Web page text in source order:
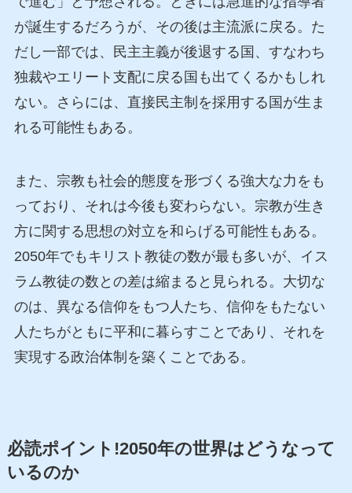
が誕生するだろうが、その後は主流派に戻る。た
だし一部では、民主主義が後退する国、すなわち
独裁やエリート支配に戻る国も出てくるかもしれ
ない。さらには、直接民主制を採用する国が生ま
れる可能性もある。
また、宗教も社会的態度を形づくる強大な力をも
っており、それは今後も変わらない。宗教が生き
方に関する思想の対立を和らげる可能性もある。
2050年でもキリスト教徒の数が最も多いが、イス
ラム教徒の数との差は縮まると見られる。大切な
のは、異なる信仰をもつ人たち、信仰をもたない
人たちがともに平和に暮らすことであり、それを
実現する政治体制を築くことである。
必読ポイント!2050年の世界はどうなって
いるのか